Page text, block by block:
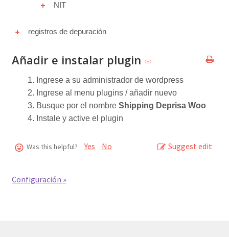
NIT
registros de depuración
Añadir e instalar plugin
Ingrese a su administrador de wordpress
Ingrese al menu plugins / añadir nuevo
Busque por el nombre Shipping Deprisa Woo
Instale y active el plugin
Was this helpful? Yes No Suggest edit
Configuración »